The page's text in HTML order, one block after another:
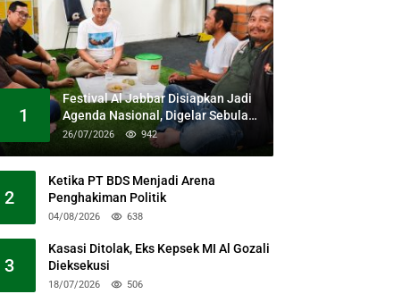
1
Festival Al Jabbar Disiapkan Jadi
Agenda Nasional, Digelar Sebulan
Penuh di Kawasan Masjid Raya Al
26/07/2026 942
2
Ketika PT BDS Menjadi Arena
Penghakiman Politik
04/08/2026 638
3
Kasasi Ditolak, Eks Kepsek MI Al Gozali
Dieksekusi
18/07/2026 506